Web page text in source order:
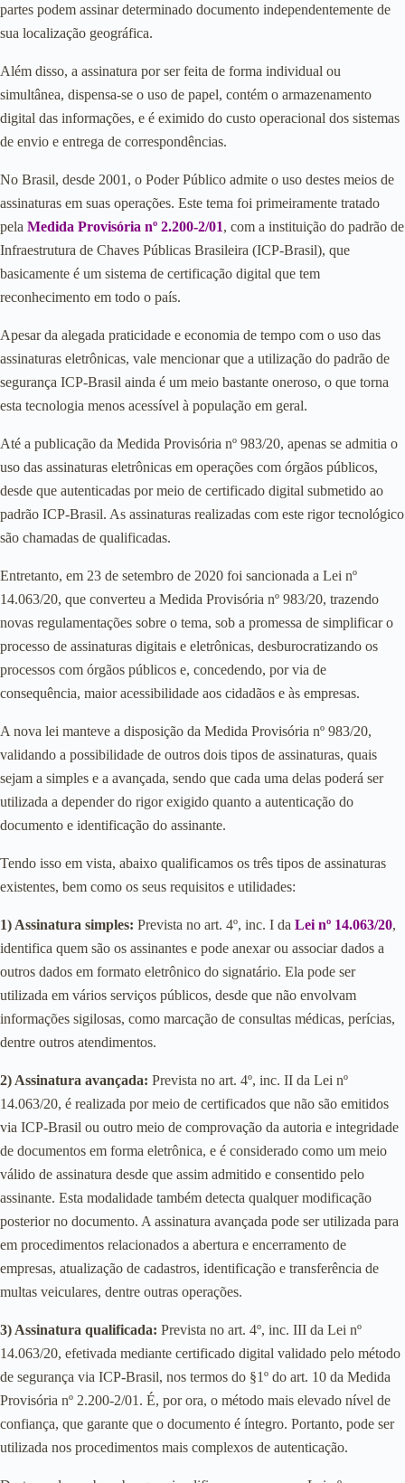
partes podem assinar determinado documento independentemente de
sua localização geográfica.
Além disso, a assinatura por ser feita de forma individual ou
simultânea, dispensa-se o uso de papel, contém o armazenamento
digital das informações, e é eximido do custo operacional dos sistemas
de envio e entrega de correspondências.
No Brasil, desde 2001, o Poder Público admite o uso destes meios de
assinaturas em suas operações. Este tema foi primeiramente tratado
pela Medida Provisória nº 2.200-2/01, com a instituição do padrão de
Infraestrutura de Chaves Públicas Brasileira (ICP-Brasil), que
basicamente é um sistema de certificação digital que tem
reconhecimento em todo o país.
Apesar da alegada praticidade e economia de tempo com o uso das
assinaturas eletrônicas, vale mencionar que a utilização do padrão de
segurança ICP-Brasil ainda é um meio bastante oneroso, o que torna
esta tecnologia menos acessível à população em geral.
Até a publicação da Medida Provisória nº 983/20, apenas se admitia o
uso das assinaturas eletrônicas em operações com órgãos públicos,
desde que autenticadas por meio de certificado digital submetido ao
padrão ICP-Brasil. As assinaturas realizadas com este rigor tecnológico
são chamadas de qualificadas.
Entretanto, em 23 de setembro de 2020 foi sancionada a Lei nº
14.063/20, que converteu a Medida Provisória nº 983/20, trazendo
novas regulamentações sobre o tema, sob a promessa de simplificar o
processo de assinaturas digitais e eletrônicas, desburocratizando os
processos com órgãos públicos e, concedendo, por via de
consequência, maior acessibilidade aos cidadãos e às empresas.
A nova lei manteve a disposição da Medida Provisória nº 983/20,
validando a possibilidade de outros dois tipos de assinaturas, quais
sejam a simples e a avançada, sendo que cada uma delas poderá ser
utilizada a depender do rigor exigido quanto a autenticação do
documento e identificação do assinante.
Tendo isso em vista, abaixo qualificamos os três tipos de assinaturas
existentes, bem como os seus requisitos e utilidades:
1) Assinatura simples: Prevista no art. 4º, inc. I da Lei nº 14.063/20,
identifica quem são os assinantes e pode anexar ou associar dados a
outros dados em formato eletrônico do signatário. Ela pode ser
utilizada em vários serviços públicos, desde que não envolvam
informações sigilosas, como marcação de consultas médicas, perícias,
dentre outros atendimentos.
2) Assinatura avançada: Prevista no art. 4º, inc. II da Lei nº
14.063/20, é realizada por meio de certificados que não são emitidos
via ICP-Brasil ou outro meio de comprovação da autoria e integridade
de documentos em forma eletrônica, e é considerado como um meio
válido de assinatura desde que assim admitido e consentido pelo
assinante. Esta modalidade também detecta qualquer modificação
posterior no documento. A assinatura avançada pode ser utilizada para
em procedimentos relacionados a abertura e encerramento de
empresas, atualização de cadastros, identificação e transferência de
multas veiculares, dentre outras operações.
3) Assinatura qualificada: Prevista no art. 4º, inc. III da Lei nº
14.063/20, efetivada mediante certificado digital validado pelo método
de segurança via ICP-Brasil, nos termos do §1º do art. 10 da Medida
Provisória nº 2.200-2/01. É, por ora, o método mais elevado nível de
confiança, que garante que o documento é íntegro. Portanto, pode ser
utilizada nos procedimentos mais complexos de autenticação.